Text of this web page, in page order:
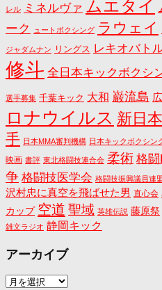
レル ミネルヴァ ムエタイ
ーク
ュートボクシング ラウェイ
ジャダムナン リングス レキオバト
修斗 全日本キックボクシ
選手募集 千葉キック 大和 巌流島
ロナウイルス 新日
手 日本MMA審判機構 日本キックボクシン
映画 書評 東北格闘技連合会 柔術 格
争 格闘技医学会 格闘技振興議員連
沢村忠に真空を飛ばせた男 直心会
カップ 空道 聖域 英雄伝説 藤原祭
雑文ラジオ 静岡キック
アーカイブ
ア